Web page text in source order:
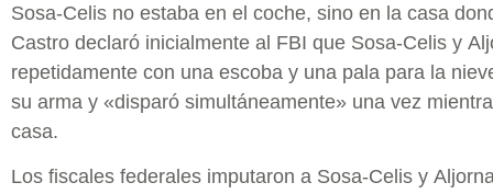
Sosa-Celis no estaba en el coche, sino en la casa
Castro declaró inicialmente al FBI que Sosa-Celis y
repetidamente con una escoba y una pala para la
su arma y «disparó simultáneamente» una vez
casa.
Los fiscales federales imputaron a Sosa-Celis y